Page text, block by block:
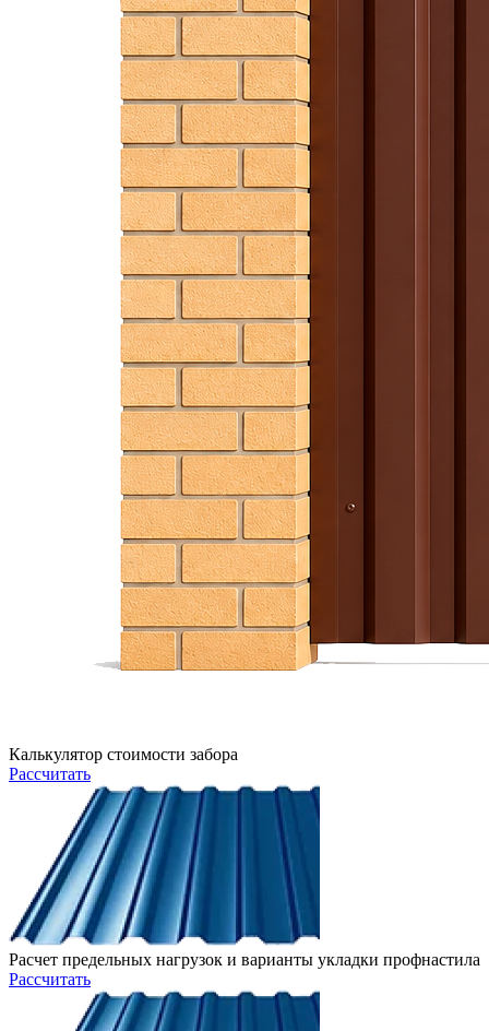
Калькулятор стоимости забора
Рассчитать
Расчет предельных нагрузок и варианты укладки профнастила
Рассчитать